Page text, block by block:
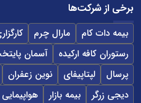
برخی از شرکت‌ها
بیمه دات کام مارال چرم
رستوران کافه ارکیده
آسمان
پرسال
لپتاپیفای نوین زعفران
دیجی زرگر
بیمه بازار